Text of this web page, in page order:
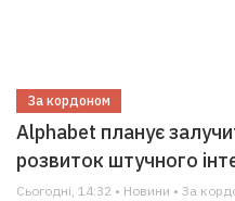
За кордоном
Alphabet планує
розвиток штучного
Сьогодні, 14:32 • Новини • За